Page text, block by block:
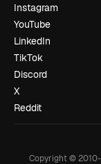
Instagram
YouTube
LinkedIn
TikTok
Discord
X
Reddit
Copyright © 2010-